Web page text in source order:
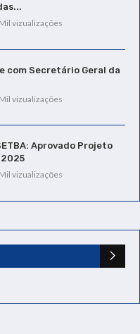
vizualizações
com Secretário Geral da
vizualizações
Aprovado Projeto
2025
vizualizações